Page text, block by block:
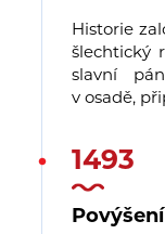
Historie
šlechtický
slavní
v osadě,
1493